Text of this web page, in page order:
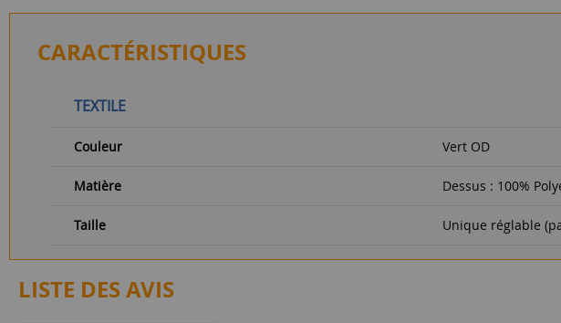
CARACTÉRISTIQUES
TEXTILE
Couleur Vert OD
Matière Dessus : 100%
Taille Unique réglable
LISTE DES AVIS